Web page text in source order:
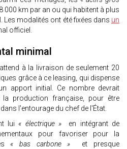
000 km par an ou qui habitent à plus
Les modalités ont été fixées dans un
officiel.
minimal
à la livraison de seulement 20
grâce à ce leasing, qui dispense
apport initial. Ce nombre devrait
production française, pour être
l'entourage du chef de l'État.
lui « électrique »
en intégrant de
pour favoriser pour la
« bas carbone »
et presque